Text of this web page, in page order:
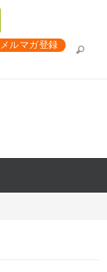
メルマガ登録